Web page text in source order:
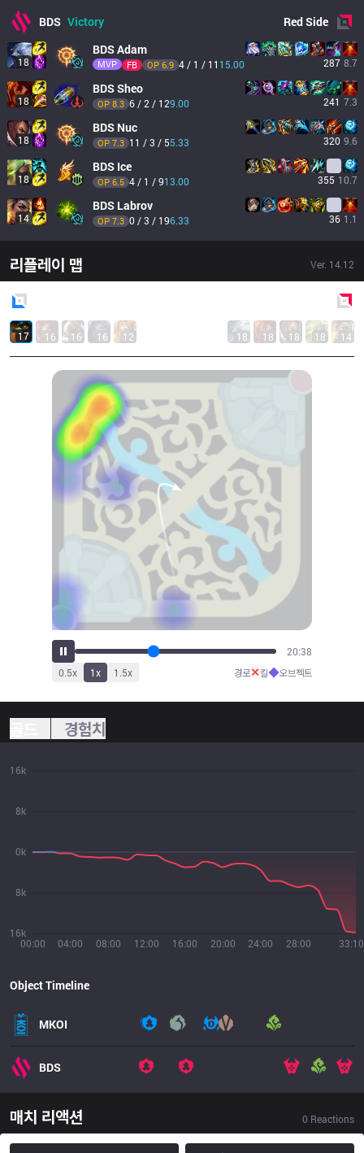
BDS Victory RedSide
18
BDSAdam
MVP FB OP 6.9 4 / 1 / 11 15.00 287 8.7
18
BDSSheo
OP 8.3 6 / 2 / 129.00 241 7.3
18
BDS Nuc
OP 7.3 11 / 3 / 55.33 320 9.6
18
BDS Ice
OP 6.5 4 / 1 / 913.00 355 10.7
14
BDS Labrov
OP 7.3 0 / 3 / 196.33 36 1.1
리플레이 맵 Ver. 14.12
17 16 16 16 12 18 18 18 18 14
23:04
0.5x 1x 1.5x 경로✕킬◆오브젝트
경험치
00:00 04:00 08:00 12:00 16:00 20:00 24:00 28:00 33:10
16k
8k
0k
8k
16k
Object Timeline
MKOI
BDS
매치 리액션 0 Reactions